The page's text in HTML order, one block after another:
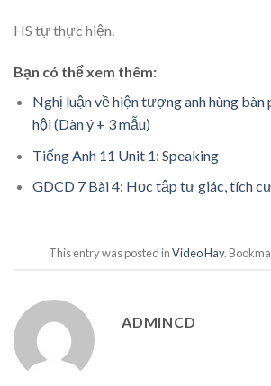
HS tự thực hiện.
Bạn có thể xem thêm:
Nghị luận về hiện tượng anh hùng bàn
hội (Dàn ý + 3 mẫu)
Tiếng Anh 11 Unit 1: Speaking
GDCD 7 Bài 4: Học tập tự giác, tích
This entry was posted inVideo Hay.
ADMINCD